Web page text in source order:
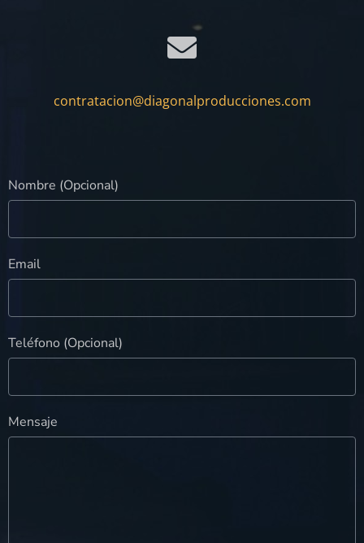
contratacion@diagonalproducciones.com
Nombre (Opcional)
Email
Teléfono (Opcional)
Mensaje